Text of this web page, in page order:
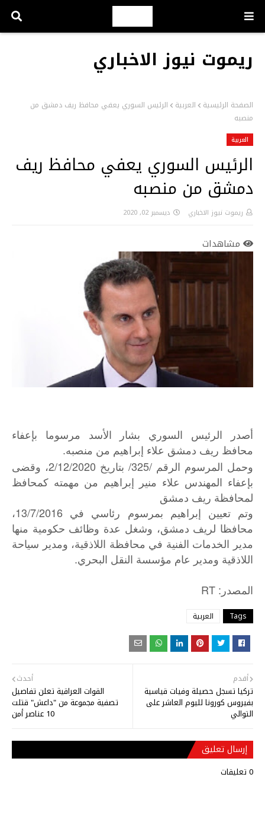
ريموت نيوز الاخباري
الصفحة الرئيسية العربية
الرئيس السوري يعفي محافظ ريف دمشق من
منصبه
العربية
الرئيس السوري يعفي محافظ ريف
دمشق من منصبه
ريموت نيوز الاخباري ديسمبر 02, 2020
مشاهدات
أصدر الرئيس السوري بشار الأسد مرسوما بإعفاء
محافظ ريف دمشق علاء إبراهيم من منصبه.
وحمل المرسوم الرقم /325/ بتاريخ 2/12/2020، وقضى
بإعفاء المهندس علاء منير إبراهيم من مهمته كمحافظ
لمحافظة ريف دمشق
وتم تعيين إبراهيم بمرسوم رئاسي في 13/7/2016،
محافظا لريف دمشق، وشغل عدة وظائف حكومية منها
مدير الخدمات الفنية في محافظة اللاذقية، ومدير سياحة
اللاذقية ومدير عام مؤسسة النقل البحري.
المصدر : RT
Tags العربية
أحدث
القوات العراقية تعلن تفاصيل
تصفية مجموعة من "داعش" قتلت
10 عناصر أمن
أقدم
تركيا تسجل حصيلة وفيات قياسية
بفيروس كورونا لليوم العاشر على
التوالي
إرسال تعليق
0 تعليقات